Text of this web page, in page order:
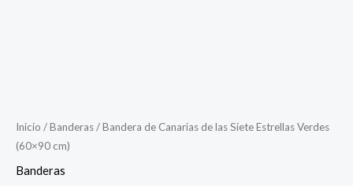
Inicio /Banderas/ Bandera de Canarias de las Siete Estrellas Verdes
(60×90 cm)
Banderas
Canarias
de
las